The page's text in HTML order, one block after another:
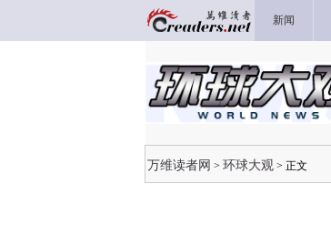
新闻
万维读者网 > 环球大观 > 正文